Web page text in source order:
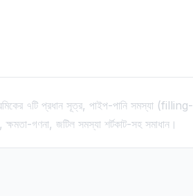
৭টি প্রধান সূত্র, পাইপ-পানি সমস্যা (filling-
গণনা, জটিল সমস্যা শর্টকাট-সহ সমাধান।